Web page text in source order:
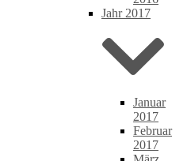
Jahr 2017
Januar
2017
Februar
2017